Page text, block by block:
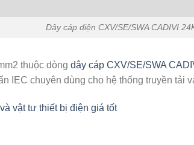
Dây cáp điện CXV/SE/SWA CADIVI
thuộc dòng dây cáp CXV/SE/SWA
IEC chuyên dùng cho hệ thống truyền tải
vật tư thiết bị điện giá tốt